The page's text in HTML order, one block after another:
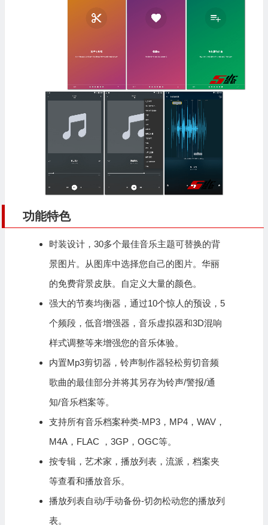
功能特色
时装设计，30多个最佳音乐主题可替换的背
景图片。从图库中选择您自己的图片。华丽
的免费背景皮肤。自定义大量的颜色。
强大的节奏均衡器，通过10个惊人的预设，5
个频段，低音增强器，音乐虚拟器和3D混响
样式调整等来增强您的音乐体验。
内置Mp3剪切器，铃声制作器轻松剪切音频
歌曲的最佳部分并将其另存为铃声/警报/通
知/音乐档案等。
支持所有音乐档案种类-MP3，MP4，WAV，
M4A，FLAC ，3GP，OGC等。
按专辑，艺术家，播放列表，流派，档案夹
等查看和播放音乐。
播放列表自动/手动备份-切勿松动您的播放列
表。